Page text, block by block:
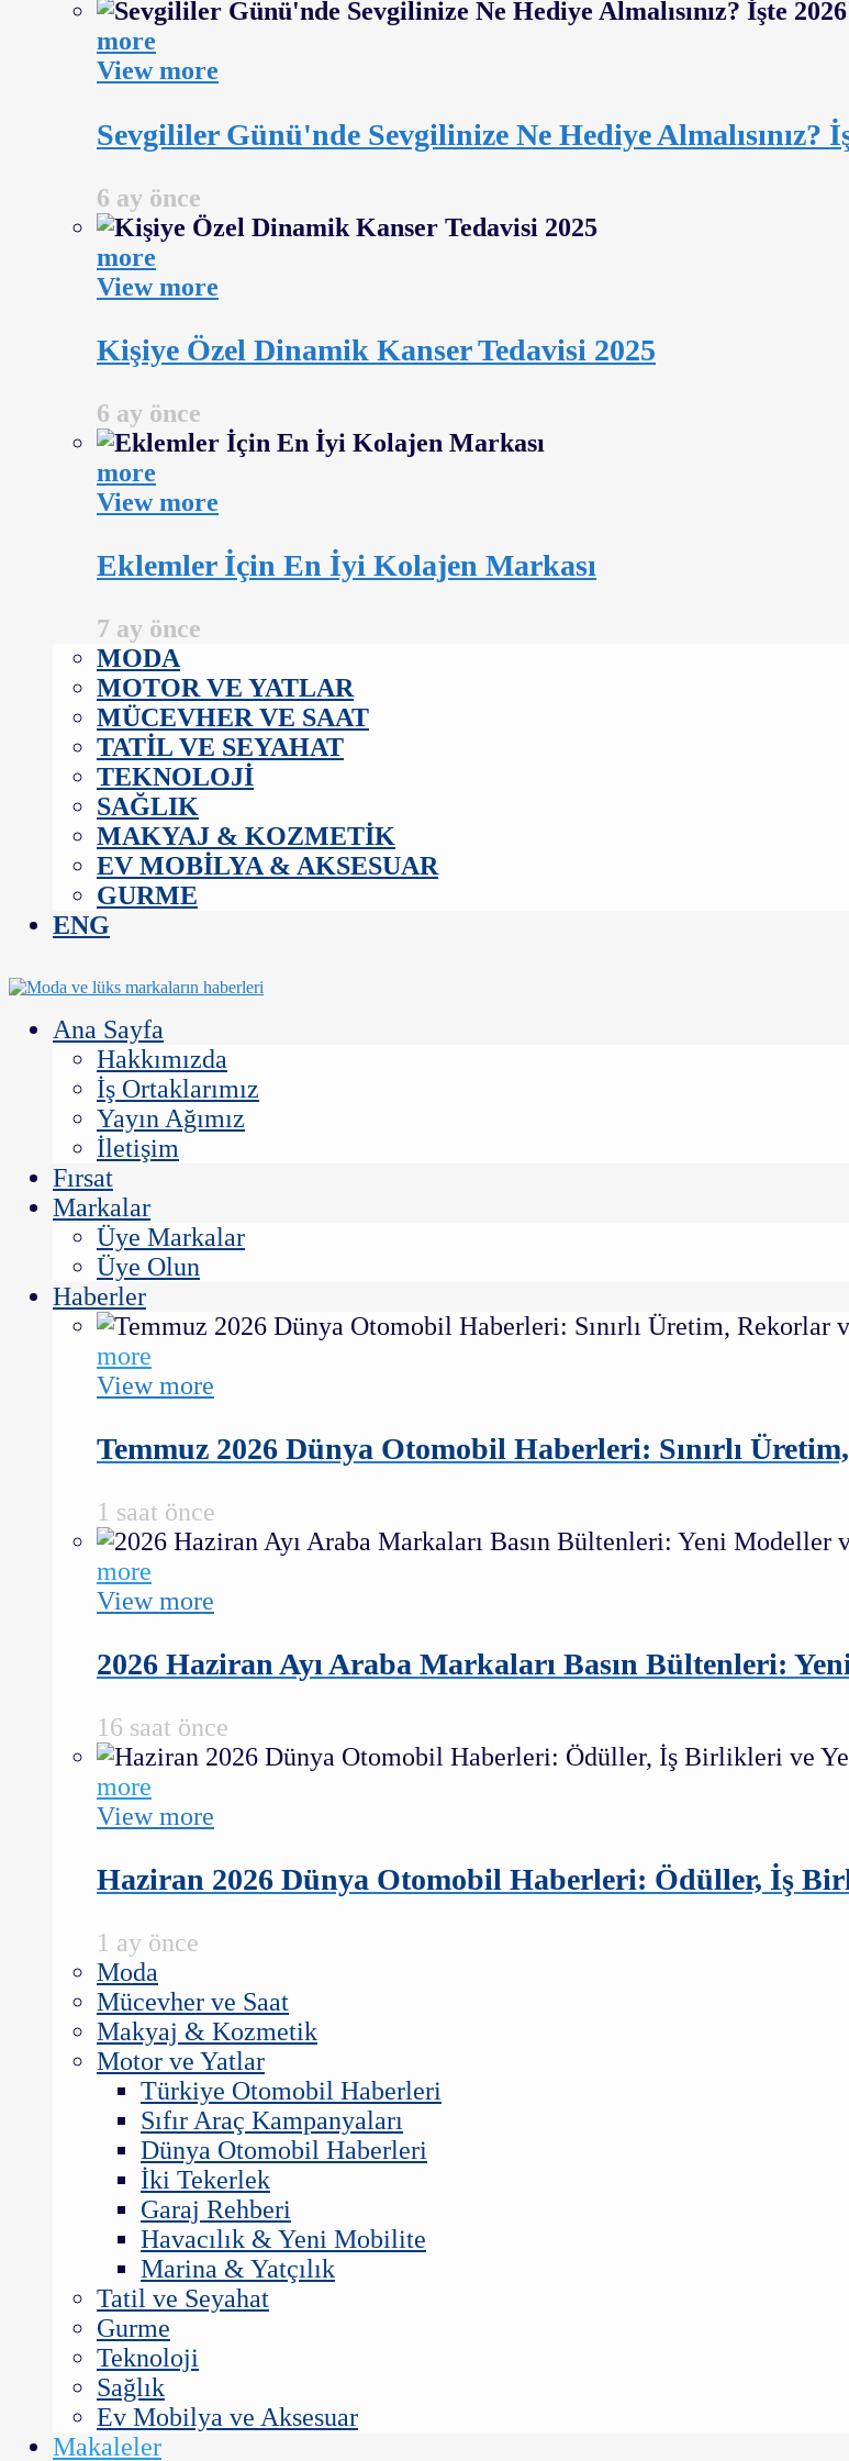
more
View more
Sevgililer Günü'nde Sevgilinize Ne Hediye Almalısınız?
6 ay önce
more
View more
Kişiye Özel Dinamik Kanser Tedavisi 2025
6 ay önce
more
View more
Eklemler İçin En İyi Kolajen Markası
7 ay önce
MODA
MOTOR VE YATLAR
MÜCEVHER VE SAAT
TATIL VE SEYAHAT
TEKNOLOJI
SAĞLIK
MAKYAJ & KOZMETIK
EV MOBILYA & AKSESUAR
GURME
ENG
Ana Sayfa
Hakkımızda
İş Ortaklarımız
Yayın Ağımız
İletişim
Fırsat
Markalar
Üye Markalar
Üye Olun
Haberler
more
View more
Temmuz 2026 Dünya Otomobil Haberleri: Sınırlı
1 saat önce
more
View more
2026 Haziran Ayı Araba Markaları Basın Bültenleri:
16 saat önce
more
View more
Haziran 2026 Dünya Otomobil Haberleri: Ödüller, İş
1 ay önce
Moda
Mücevher ve Saat
Makyaj & Kozmetik
Motor ve Yatlar
Türkiye Otomobil Haberleri
Sıfır Araç Kampanyaları
Dünya Otomobil Haberleri
İki Tekerlek
Garaj Rehberi
Havacılık & Yeni Mobilite
Marina & Yatçılık
Tatil ve Seyahat
Gurme
Teknoloji
Sağlık
Ev Mobilya ve Aksesuar
Makaleler